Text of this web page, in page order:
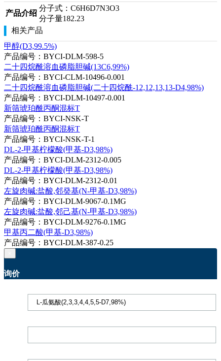
产品介绍
分子式：C6H6D7N3O3
分子量182.23
相关产品
甲醇(D3,99.5%)
产品编号：BYCI-DLM-598-5
二十四烷酰溶血磷脂胆碱(13C6,99%)
产品编号：BYCI-CLM-10496-0.001
二十四烷酰溶血磷脂胆碱(二十四烷酰-12,12,13,13-D4,98%)
产品编号：BYCI-DLM-10497-0.001
新筛琥珀酰丙酮混标T
产品编号：BYCI-NSK-T
新筛琥珀酰丙酮混标T
产品编号：BYCI-NSK-T-1
DL-2-甲基柠檬酸(甲基-D3,98%)
产品编号：BYCI-DLM-2312-0.005
DL-2-甲基柠檬酸(甲基-D3,98%)
产品编号：BYCI-DLM-2312-0.01
左旋肉碱:盐酸,邻癸基(N-甲基-D3,98%)
产品编号：BYCI-DLM-9067-0.1MG
左旋肉碱:盐酸,邻己基(N-甲基-D3,98%)
产品编号：BYCI-DLM-9276-0.1MG
甲基丙二酸(甲基-D3,98%)
产品编号：BYCI-DLM-387-0.25
询价